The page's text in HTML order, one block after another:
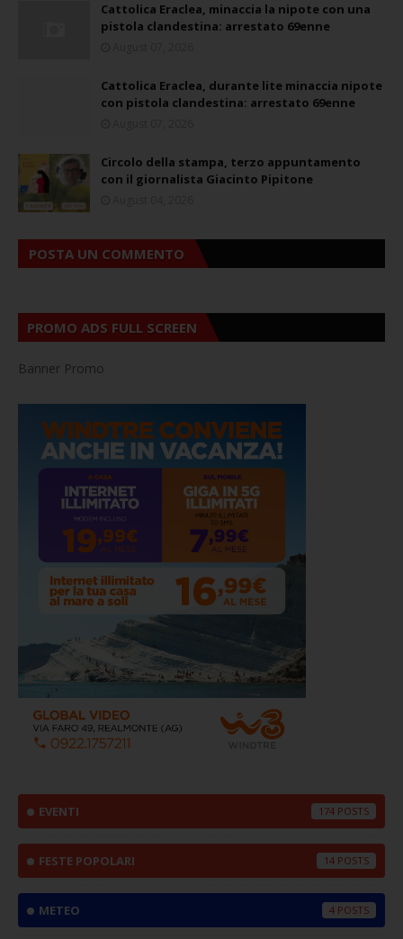
Cattolica Eraclea, minaccia la nipote con una
pistola clandestina: arrestato 69enne
Cattolica Eraclea, durante lite minaccia nipote
con pistola clandestina: arrestato 69enne
Circolo della stampa, terzo appuntamento
con il giornalista Giacinto Pipitone
POSTA UN COMMENTO
PROMO ADS FULL SCREEN
Banner Promo
EVENTI 174
FESTE POPOLARI 14
METEO 4